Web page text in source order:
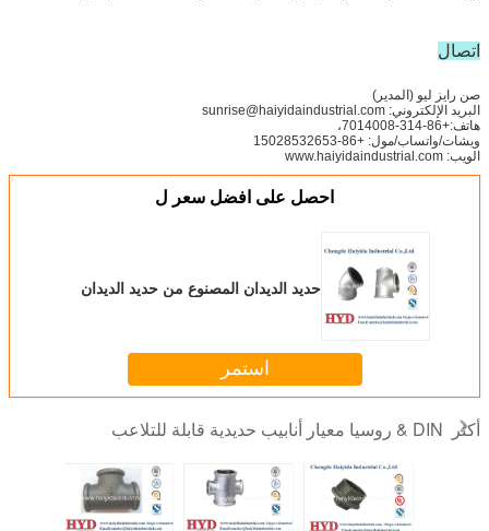
اتصال
صن رايز ليو (المدير)
البريد الإلكتروني: sunrise@haiyidaindustrial.com
هاتف:+86-314-7014008،
ويشات/واتساب/مول: +86-15028532653
الويب: www.haiyidaindustrial.com
احصل على افضل سعر ل
حديد الديدان المصنوع من حديد الديدان
استمر
أكثر DIN & روسيا معيار أنابيب حديدية قابلة للتلاعب